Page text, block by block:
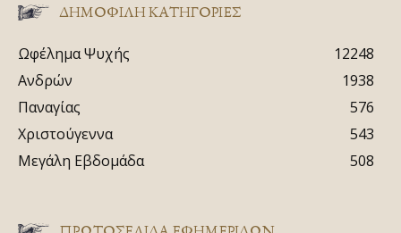
ΔΗΜΟΦΙΛΗ ΚΑΤΗΓΟΡΙΕΣ
Ωφέλημα Ψυχής
12248
Ανδρών
1938
Παναγίας
576
Χριστούγεννα
543
Μεγάλη Εβδομάδα
508